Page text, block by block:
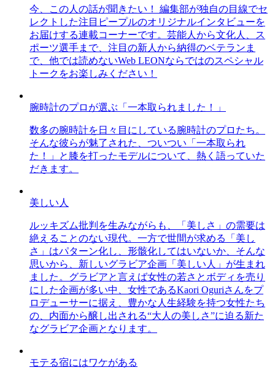
今、この人の話が聞きたい！ 編集部が独自の目線でセ
レクトした注目ピープルのオリジナルインタビューを
お届けする連載コーナーです。芸能人から文化人、ス
ポーツ選手まで、注目の新人から納得のベテランま
で、他では読めないWeb LEONならではのスペシャル
トークをお楽しみください！
腕時計のプロが選ぶ「一本取られました！」
数多の腕時計を日々目にしている腕時計のプロたち。
そんな彼らが魅了された、ついつい「一本取られ
た！」と膝を打ったモデルについて、熱く語っていた
だきます。
美しい人
ルッキズム批判を生みながらも、「美しさ」の需要は
絶えることのない現代。一方で世間が求める「美し
さ」はパターン化し、形骸化してはいないか、そんな
思いから、新しいグラビア企画「美しい人」が生まれ
ました。グラビアと言えば女性の若さとボディを売り
にした企画が多い中、女性であるKaori Oguriさんをプ
ロデューサーに据え、豊かな人生経験を持つ女性たち
の、内面から醸し出される“大人の美しさ”に迫る新た
なグラビア企画となります。
モテる宿にはワケがある